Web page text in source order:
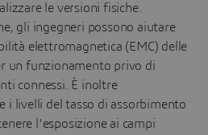
le versioni fisiche.
gli ingegneri possono aiutare
elettromagnetica (EMC) delle
un funzionamento privo di
connessi. È inoltre
i livelli del tasso di assorbimento
l'esposizione ai campi